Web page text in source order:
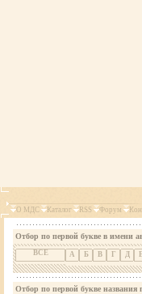
О МДС Каталог RSS Форум
Отбор по первой букве в имени
ВСЕ А Б В Г Д
Отбор по первой букве названия